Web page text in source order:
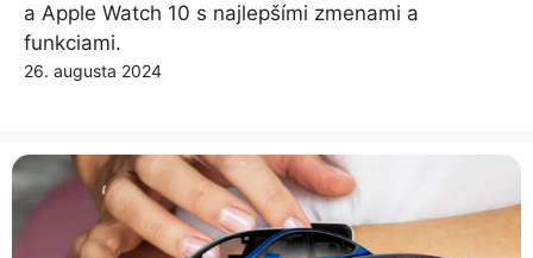
a Apple Watch 10 s najlepšími zmenami a
funkciami.
26. augusta 2024